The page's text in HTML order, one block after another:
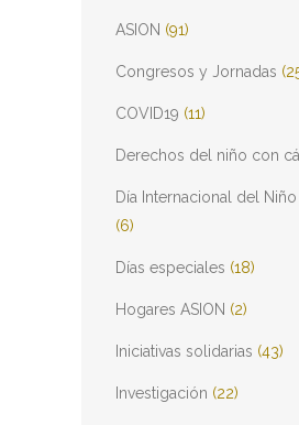
ASION (91)
Congresos y Jornadas
COVID19 (11)
Derechos del niño con
Día Internacional del
(6)
Días especiales (18)
Hogares ASION (2)
Iniciativas solidarias (43)
Investigación (22)